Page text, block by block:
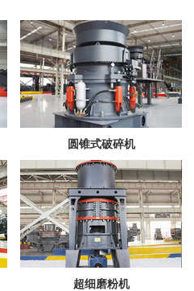
圆锥式破碎机
超细磨粉机